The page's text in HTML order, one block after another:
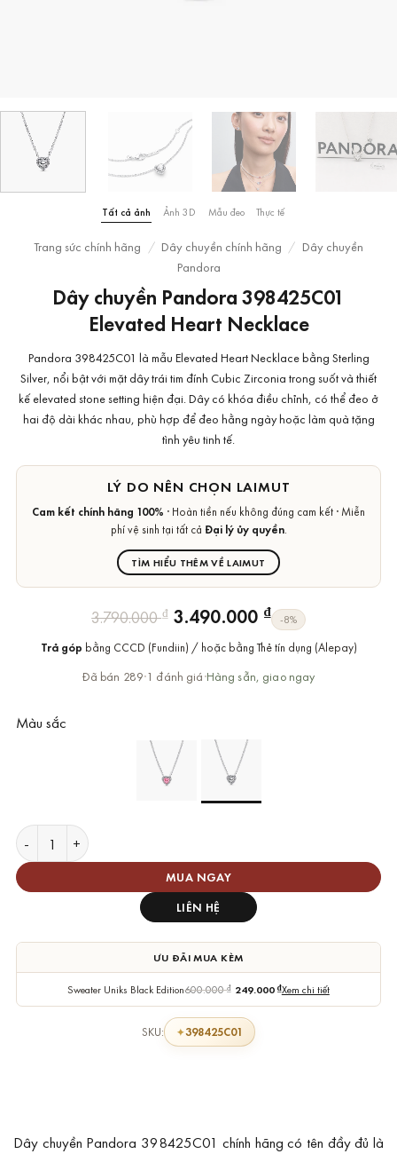
Tất cả ảnh Ảnh 3D Mẫu đeo Thực tế
Trang sức chính hãng / Dây chuyền chính hãng / Dây chuyền
Pandora
Dây chuyền Pandora 398425C01
Elevated Heart Necklace
Pandora 398425C01 là mẫu Elevated Heart Necklace bằng Sterling
Silver, nổi bật với mặt dây trái tim đính Cubic Zirconia trong suốt và thiết
kế elevated stone setting hiện đại. Dây có khóa điều chỉnh, có thể đeo ở
hai độ dài khác nhau, phù hợp để đeo hằng ngày hoặc làm quà tặng
tình yêu tinh tế.
LÝ DO NÊN CHỌN LAIMUT
Cam kết chính hãng 100% · Hoàn tiền nếu không đúng cam kết · Miễn
phí vệ sinh tại tất cả Đại lý ủy quyền.
TÌM HIỂU THÊM VỀ LAIMUT
3.790.000₫ Giá
gốc
là:
3.790.000 ₫.
3.490.000 ₫
Giá
hiện
tại
là:
-8%
Trả góp bằng CCCD (Fundiin) / hoặc bằng Thẻ tín dụng (Alepay)
Đã bán 289·1 đánh giá·Hàng sẵn, giao ngay
Màu sắc
Dây chuyền Pandora 398425C01 Elevated Heart Necklace số
MUA NGAY
LIÊN HỆ
ƯU ĐÃI MUA KÈM
Sweater Uniks Black Edition600.000₫ 249.000 ₫Xem chi tiết
SKU: 398425C01
Dây chuyền Pandora 398425C01 chính hãng có tên đầy đủ là